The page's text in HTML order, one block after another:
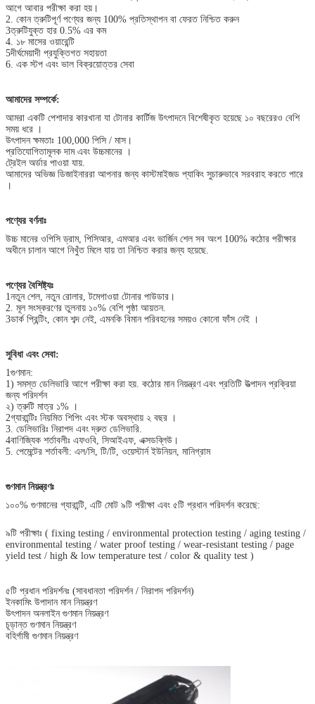
আগে আবার পরীক্ষা করা হয়।
2. কোন ত্রুটিপূর্ণ পণ্যের জন্য 100% প্রতিস্থাপন বা ফেরত নিশ্চিত করুন
3ত্রুটিযুক্ত হার 0.5% এর কম
4. ১৮ মাসের ওয়ারেন্টি
5দীর্ঘমেয়াদী প্রযুক্তিগত সহায়তা
6. এক স্টপ এবং ভাল বিক্রয়োত্তর সেবা
আমাদের সম্পর্কে:
আমরা একটি পেশাদার কারখানা যা টোনার কার্টিজ উৎপাদনে বিশেষীকৃত হয়েছে ১০ বছরেরও বেশি
সময় ধরে ।
উৎপাদন ক্ষমতাঃ 100,000 পিসি / মাস।
প্রতিযোগিতামূলক দাম এবং উচ্চমানের ।
ট্রেইল অর্ডার পাওয়া যায়.
আমাদের অভিজ্ঞ ডিজাইনাররা আপনার জন্য কাস্টমাইজড প্যাকিং সুচারুভাবে সরবরাহ করতে পারে
।
পণ্যের বর্ণনাঃ
উচ্চ মানের ওপিসি ড্রাম, পিসিআর, এমআর এবং ভার্জিন শেল সব অংশ 100% কঠোর পরীক্ষার
অধীনে চালান আগে নিখুঁত মিলে যায় তা নিশ্চিত করার জন্য হয়েছে.
পণ্যের বৈশিষ্ট্যঃ
1নতুন শেল, নতুন রোলার, টমেগাওয়া টোনার পাউডার।
2. মূল সংস্করণের তুলনায় ১০% বেশি পৃষ্ঠা আয়তন.
3ডার্ক প্রিন্টিং, কোন শব্দ নেই, এমনকি বিমান পরিবহনের সময়ও কোনো ফাঁস নেই ।
সুবিধা এবং সেবা:
1গুণমান:
1) সমস্ত ডেলিভারি আগে পরীক্ষা করা হয়. কঠোর মান নিয়ন্ত্রণ এবং প্রতিটি উত্পাদন প্রক্রিয়া
জন্য পরিদর্শন
২) ত্রুটি মাত্র ১% ।
2গ্যারান্টিঃ নিয়মিত শিপিং এবং স্টক অবস্থায় ২ বছর ।
3. ডেলিভারিঃ নিরাপদ এবং দ্রুত ডেলিভারি.
4বাণিজ্যিক শর্তাবলীঃ এফওবি, সিআইএফ, এক্সডব্লিউ।
5. পেমেন্টের শর্তাবলী: এল/সি, টি/টি, ওয়েস্টার্ন ইউনিয়ন, মানিগ্রাম
গুণমান নিয়ন্ত্রণঃ
১০০% গুণমানের গ্যারান্টি, এটি মোট ৯টি পরীক্ষা এবং ৫টি প্রধান পরিদর্শন করেছে:
৯টি পরীক্ষাঃ ( fixing testing / environmental protection testing / aging testing /
environmental testing / water proof testing / wear-resistant testing / page
yield test / high & low temperature test / color & quality test )
৫টি প্রধান পরিদর্শনঃ (সাবধানতা পরিদর্শন / নিরাপদ পরিদর্শন)
ইনকামিং উপাদান মান নিয়ন্ত্রণ
উৎপাদন অনলাইন গুণমান নিয়ন্ত্রণ
চূড়ান্ত গুণমান নিয়ন্ত্রণ
বহির্গামী গুণমান নিয়ন্ত্রণ